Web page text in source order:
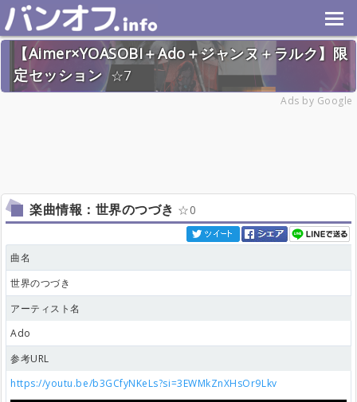
【Aimer×YOASOBI＋Ado＋ジャンヌ＋ラルク】限
定セッション
7
Ads by Google
楽曲情報：世界のつづき 0
曲名
世界のつづき
アーティスト名
Ado
参考URL
https://youtu.be/b3GCfyNKeLs?si=3EWMkZnXHsOr9Lkv